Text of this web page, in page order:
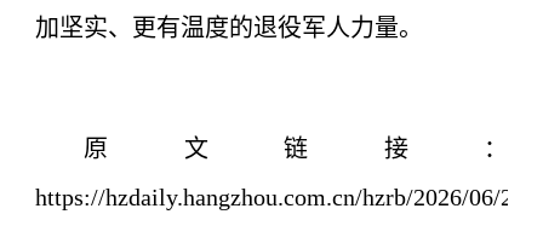
加坚实、更有温度的退役军人力量。
原文链接：
https://hzdaily.hangzhou.com.cn/hzrb/2026/06/